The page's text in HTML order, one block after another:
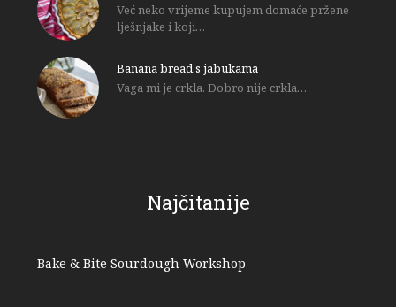
Već neko vrijeme kupujem domaće pržene
lješnjake i koji…
Banana bread s jabukama
Vaga mi je crkla. Dobro nije crkla…
Najčitanije
Bake & Bite Sourdough Workshop